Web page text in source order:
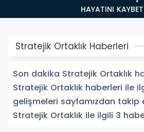
HAYATINI
Stratejik Ortaklık Haberleri
Son dakika Stratejik Ortaklık
Stratejik Ortaklık haberleri ile
gelişmeleri sayfamızdan takip
Stratejik Ortaklık ile ilgili 3